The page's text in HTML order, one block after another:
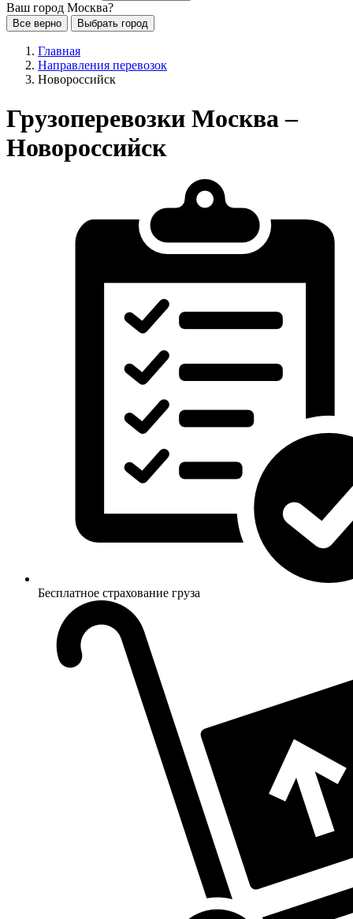
Ваш город Москва?
Все верно Выбрать город
Главная
Направления перевозок
Новороссийск
Грузоперевозки Москва –
Новороссийск
Бесплатное страхование груза